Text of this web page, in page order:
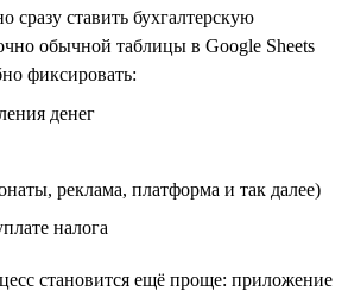
сразу ставить бухгалтерскую
обычной таблицы в Google Sheets
фиксировать:
денег
реклама, платформа и так далее)
налога
становится ещё проще: приложение